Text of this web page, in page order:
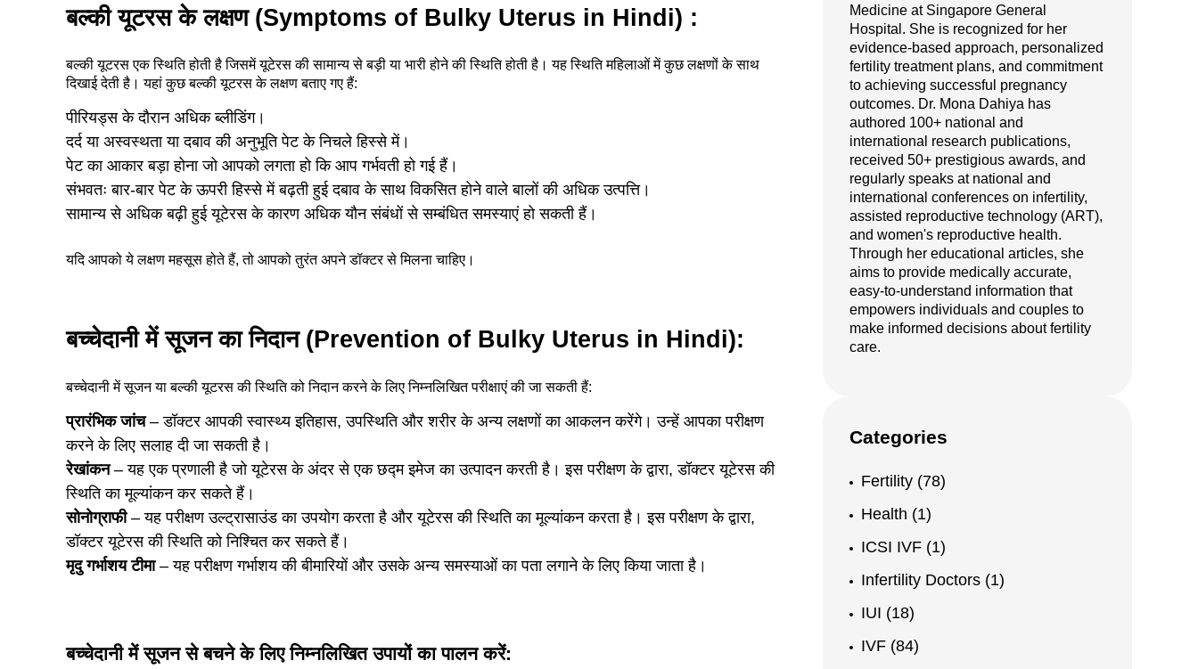
बल्की यूटरस के लक्षण (Symptoms of Bulky Uterus in Hindi) :
बल्की यूटरस एक स्थिति होती है जिसमें यूटेरस की सामान्य से बड़ी या भारी होने की स्थिति होती है। यह स्थिति महिलाओं में कुछ लक्षणों के साथ
दिखाई देती है। यहां कुछ बल्की यूटरस के लक्षण बताए गए हैं:
पीरियड्स के दौरान अधिक ब्लीडिंग।
दर्द या अस्वस्थता या दबाव की अनुभूति पेट के निचले हिस्से में।
पेट का आकार बड़ा होना जो आपको लगता हो कि आप गर्भवती हो गई हैं।
संभवतः बार-बार पेट के ऊपरी हिस्से में बढ़ती हुई दबाव के साथ विकसित होने वाले बालों की अधिक उत्पत्ति।
सामान्य से अधिक बढ़ी हुई यूटेरस के कारण अधिक यौन संबंधों से सम्बंधित समस्याएं हो सकती हैं।
यदि आपको ये लक्षण महसूस होते हैं, तो आपको तुरंत अपने डॉक्टर से मिलना चाहिए।
बच्चेदानी में सूजन का निदान (Prevention of Bulky Uterus in Hindi):
बच्चेदानी में सूजन या बल्की यूटरस की स्थिति को निदान करने के लिए निम्नलिखित परीक्षाएं की जा सकती हैं:
प्रारंभिक जांच– डॉक्टर आपकी स्वास्थ्य इतिहास, उपस्थिति और शरीर के अन्य लक्षणों का आकलन करेंगे। उन्हें आपका परीक्षण
करने के लिए सलाह दी जा सकती है।
रेखांकन– यह एक प्रणाली है जो यूटेरस के अंदर से एक छद्म इमेज का उत्पादन करती है। इस परीक्षण के द्वारा, डॉक्टर यूटेरस की
स्थिति का मूल्यांकन कर सकते हैं।
सोनोग्राफी – यह परीक्षण उल्ट्रासाउंड का उपयोग करता है और यूटेरस की स्थिति का मूल्यांकन करता है। इस परीक्षण के द्वारा,
डॉक्टर यूटेरस की स्थिति को निश्चित कर सकते हैं।
मृदु गर्भाशय टीमा– यह परीक्षण गर्भाशय की बीमारियों और उसके अन्य समस्याओं का पता लगाने के लिए किया जाता है।
बच्चेदानी में सूजन से बचने के लिए निम्नलिखित उपायों का पालन करें:
Medicine at Singapore General
Hospital. She is recognized for her
evidence-based approach, personalized
fertility treatment plans, and commitment
to achieving successful pregnancy
outcomes. Dr. Mona Dahiya has
authored 100+ national and
international research publications,
received 50+ prestigious awards, and
regularly speaks at national and
international conferences on infertility,
assisted reproductive technology (ART),
and women's reproductive health.
Through her educational articles, she
aims to provide medically accurate,
easy-to-understand information that
empowers individuals and couples to
make informed decisions about fertility
care.
Categories
Fertility (78)
Health (1)
ICSI IVF (1)
Infertility Doctors (1)
IUI (18)
IVF (84)